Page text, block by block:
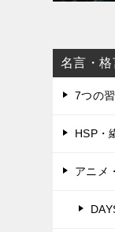
名言・
7つの
HSP・
アニメ